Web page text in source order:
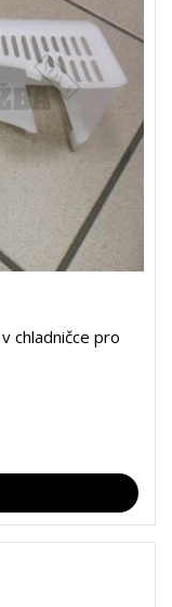
chladničce pro